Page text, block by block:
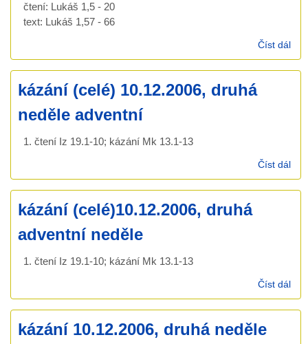
čtení: Lukáš 1,5 - 20
text: Lukáš 1,57 - 66
Číst dál
kázání (celé) 10.12.2006, druhá
neděle adventní
1. čtení Iz 19.1-10; kázání Mk 13.1-13
Číst dál
kázání (celé)10.12.2006, druhá
adventní neděle
1. čtení Iz 19.1-10; kázání Mk 13.1-13
Číst dál
kázání 10.12.2006, druhá neděle